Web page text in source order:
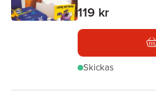
119 kr
Skickas